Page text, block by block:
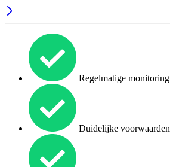
Regelmatige monitoring
Duidelijke voorwaarden